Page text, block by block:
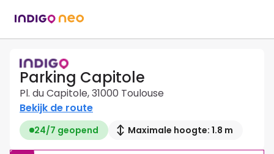
Parking Capitole
Pl. du Capitole, 31000 Toulouse
Bekijk de route
24/7 geopend Maximale hoogte: 1.8 m